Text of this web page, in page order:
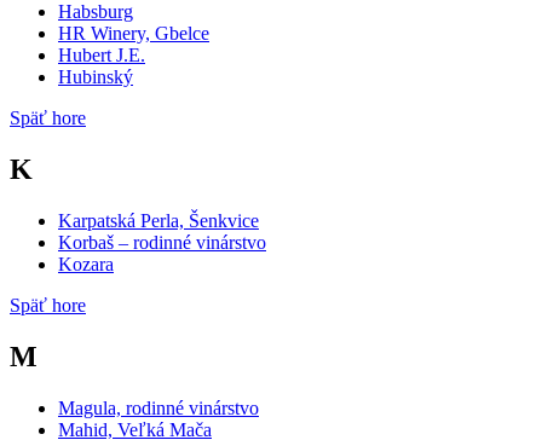
Habsburg
HR Winery, Gbelce
Hubert J.E.
Hubinský
Späť hore
K
Karpatská Perla, Šenkvice
Korbaš – rodinné vinárstvo
Kozara
Späť hore
M
Magula, rodinné vinárstvo
Mahid, Veľká Mača